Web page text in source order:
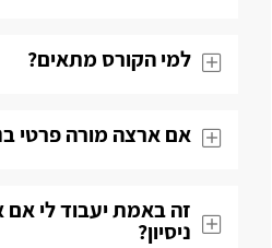
למי הקורס מתאים?
אם ארצה מורה פרטי
זה באמת יעבוד לי אם
ניסיון?